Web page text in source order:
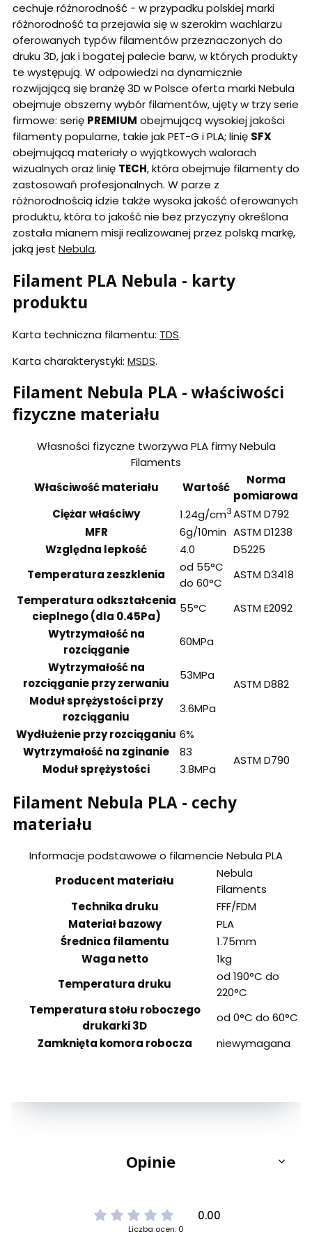
cechuje różnorodność - w przypadku polskiej marki
różnorodność ta przejawia się w szerokim wachlarzu
oferowanych typów filamentów przeznaczonych do
druku 3D, jak i bogatej palecie barw, w których produkty
te występują. W odpowiedzi na dynamicznie
rozwijającą się branżę 3D w Polsce oferta marki Nebula
obejmuje obszerny wybór filamentów, ujęty w trzy serie
firmowe: serię PREMIUM obejmującą wysokiej jakości
filamenty popularne, takie jak PET-G i PLA; linię SFX
obejmującą materiały o wyjątkowych walorach
wizualnych oraz linię TECH, która obejmuje filamenty do
zastosowań profesjonalnych. W parze z
różnorodnością idzie także wysoka jakość oferowanych
produktu, która to jakość nie bez przyczyny określona
została mianem misji realizowanej przez polską markę,
jaką jest Nebula.
Filament PLA Nebula - karty
produktu
Karta techniczna filamentu: TDS.
Karta charakterystyki: MSDS.
Filament Nebula PLA - właściwości
fizyczne materiału
Własności fizyczne tworzywa PLA firmy Nebula
Filaments
Właściwość materiału
Wartość
Norma
pomiarowa
Ciężar właściwy
1.24g/cm3ASTM D792
MFR
6g/10min ASTM D1238
Względna lepkość
4.0
D5225
Temperatura zeszklenia
od 55°C
do 60°C
ASTM D3418
Temperatura odkształcenia
cieplnego (dla 0.45Pa)
55°C
ASTM E2092
Wytrzymałość na
rozciąganie
60MPa
ASTM D882
Wytrzymałość na
rozciąganie przy zerwaniu
53MPa
Moduł sprężystości przy
rozciąganiu
3.6MPa
Wydłużenie przy rozciąganiu 6%
Wytrzymałość na zginanie
83
ASTM D790
Moduł sprężystości 3.8MPa
Filament Nebula PLA - cechy
materiału
Informacje podstawowe o filamencie Nebula PLA
Producent materiału
Nebula
Filaments
Technika druku
FFF/FDM
Materiał bazowy
PLA
Średnica filamentu
1.75mm
Waga netto
1kg
Temperatura druku
od 190°C do
220°C
Temperatura stołu roboczego
drukarki 3D
od 0°C do 60°C
Zamknięta komora robocza
niewymagana
Opinie
0.00
Liczba ocen: 0